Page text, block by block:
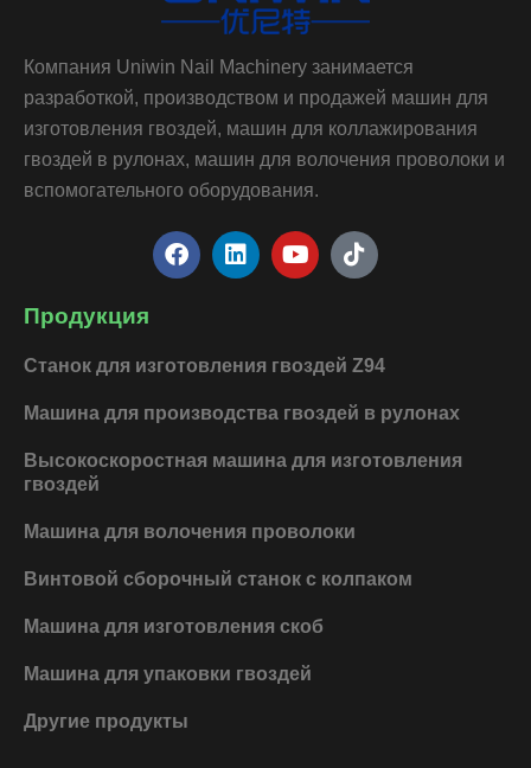
Компания Uniwin Nail Machinery занимается
разработкой, производством и продажей машин для
изготовления гвоздей, машин для коллажирования
гвоздей в рулонах, машин для волочения проволоки и
вспомогательного оборудования.
F
a
o
k
L
i
d
n
Y
o
b
T
i
k
Продукция
Станок для изготовления гвоздей Z94
Машина для производства гвоздей в рулонах
Высокоскоростная машина для изготовления
гвоздей
Машина для волочения проволоки
Винтовой сборочный станок с колпаком
Машина для изготовления скоб
Машина для упаковки гвоздей
Другие продукты